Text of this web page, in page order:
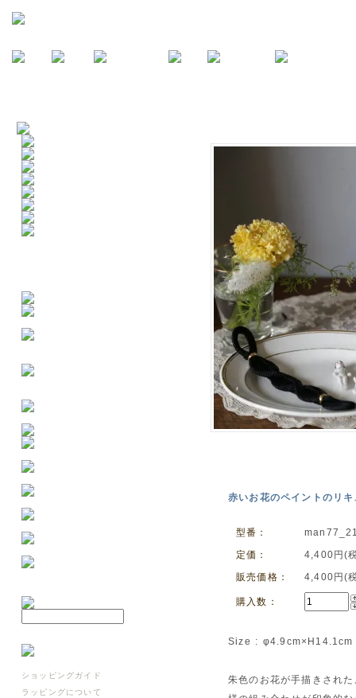
赤いお花のペイントのリ
型番：
定価：
4,400円(
販売価格：
4,400円(
購入数：
Size : φ4.9cm×H14.1cm
朱色のお花が手描きされ
ショッピングガイド
ラッピングについて